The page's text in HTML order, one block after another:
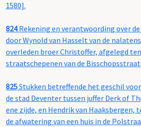
1580].
824Rekening en verantwoording over de
door Wynold van Hasselt van de
overleden broer Christoffer, afgelegd
straatschepenen van de
825Stukken betreffende het geschil
de stad Deventer tussen juffer Derk of
ene zijde, en Hendrik van Haaksbergen,
de afwatering van een huis in de